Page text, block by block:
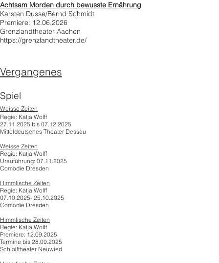
Achtsam Morden durch bewusste Ernährung
Karsten Dusse/Bernd Schmidt
Premiere: 12.06.2026
Grenzlandtheater Aachen
https://grenzlandtheater.de/
Vergangenes
Spiel
Weisse Zeiten
Regie: Katja Wolff
27.11.2025 bis 07.12.2025
Mitteldeutsches Theater Dessau
Weisse Zeiten
Regie: Katja Wolff
Urauführung: 07.11.2025
Comödie Dresden
Himmlische Zeiten
Regie: Katja Wolff
07.10.2025- 25.10.2025
Comödie Dresden
Himmlische Zeiten
Regie: Katja Wolff
Premiere: 12.09.2025
Termine bis 28.09.2025
Schloßtheater Neuwied